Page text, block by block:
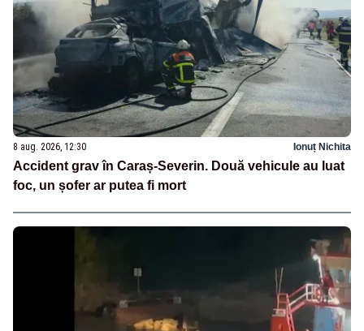
8 aug. 2026, 12:30 Ionuț Nichita
Accident grav în Caraș-Severin. Două vehicule au luat
foc, un șofer ar putea fi mort